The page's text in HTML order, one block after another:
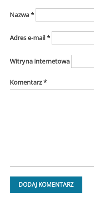
Nazwa*
Adres e-mail*
Witryna internetowa
Komentarz*